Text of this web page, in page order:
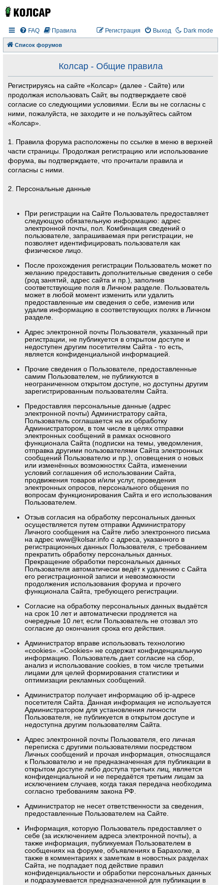
Dark mode
FAQ Правила Выход
Регистрация
Список форумов
Колсар - Общие правила
Регистрируясь на сайте «Колсар» (далее - Сайте) или
продолжая использовать Сайт, вы подтверждаете своё
согласие со следующими условиями. Если вы не согласны с
ними, пожалуйста, не заходите и не пользуйтесь сайтом
«Колсар».
1. Правила форума расположены по ссылке в меню в верхней
части страницы. Продолжая регистрацию или использование
форума, вы подтверждаете, что прочитали правила и
согласны с ними.
2. Персональные данные
При регистрации на Сайте Пользователь предоставляет
следующую обязательную информацию: адрес
электронной почты, пол. Комбинация сведений о
пользователе, запрашиваемая при регистрации, не
позволяет идентифицировать пользователя как
физическое лицо.
После прохождения регистрации Пользователь может по
желанию предоставить дополнительные сведения о себе
(род занятий, адрес сайта и пр.), заполнив
соответствующие поля в Личном разделе. Пользователь
может в любой момент изменить или удалить
предоставленные им сведения о себе, изменив или
удалив информацию в соответствующих полях в Личном
разделе.
Адрес электронной почты Пользователя, указанный при
регистрации, не публикуется в открытом доступе и
недоступен другим посетителям Сайта - то есть,
является конфиденциальной информацией.
Прочие сведения о Пользователе, предоставленные
самим Пользователем, не публикуются в
неограниченном открытом доступе, но доступны другим
зарегистрированным пользователям Сайта.
Предоставляя персональные данные (адрес
электронной почты) Администратору сайта,
Пользователь соглашается на их обработку
Администратором, в том числе в целях отправки
электронных сообщений в рамках основного
функционала Сайта (подписки на темы, уведомления,
отправка другими пользователями Сайта электронных
сообщений Пользователю и пр.), оповещения о новых
или изменённых возможностях Сайта, изменении
условий соглашения об использовании Сайта,
продвижения товаров и/или услуг, проведения
электронных опросов, персонального общения по
вопросам функционирования Сайта и его использования
Пользователем.
Отзыв согласия на обработку персональных данных
осуществляется путем отправки Администратору
Личного сообщения на Сайте либо электронного письма
на адресwww@kolsar.info с адреса, указанного в
регистрационных данных Пользователя, с требованием
прекратить обработку персональных данных.
Прекращение обработки персональных данных
Пользователя автоматически ведёт к удалению с Сайта
его регистрационной записи и невозможности
продолжения использования форума и прочего
функционала Сайта, требующего регистрации.
Согласие на обработку персональных данных выдаётся
на срок 10 лет и автоматически продляется на
очередные 10 лет, если Пользователь не отозвал это
согласие до окончания срока его действия.
Администратор вправе использовать технологию
«cookies». «Cookies» не содержат конфиденциальную
информацию. Пользователь дает согласие на сбор,
анализ и использование cookies, в том числе третьими
лицами для целей формирования статистики и
оптимизации рекламных сообщений.
Администратор получает информацию об ip-адресе
посетителя Сайта. Данная информация не используется
Администратором для установления личности
Пользователя, не публикуется в открытом доступе и
недоступна другим пользователям Сайта.
Адрес электронной почты Пользователя, его личная
переписка с другими пользователями посредством
Личных сообщений и прочая информация, относящаяся
к Пользователю и не предназначенная для публикации в
открытом доступе либо доступа третьих лиц, является
конфиденциальной и не передаётся третьим лицам за
исключением случаев, когда такая передача необходима
согласно требованиям закона РФ.
Администратор не несет ответственности за сведения,
предоставленные Пользователем на Сайте.
Информация, которую Пользователь предоставляет о
себе (за исключением адреса электронной почты), а
также информация, публикуемая Пользователем в
сообщениях на форуме, объявлениях в Барахолке, а
также в комментариях к заметкам в новостных разделах
Сайта, не подпадает под действие правил
конфиденциальности и обработки персональных данных
и подразумевается предназначенной для публикации в